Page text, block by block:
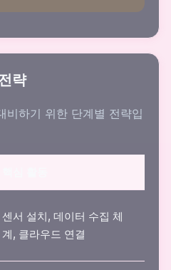
략
비하기 위한 단계별 전략입
센서 설치, 데이터 수집 체
계, 클라우드 연결